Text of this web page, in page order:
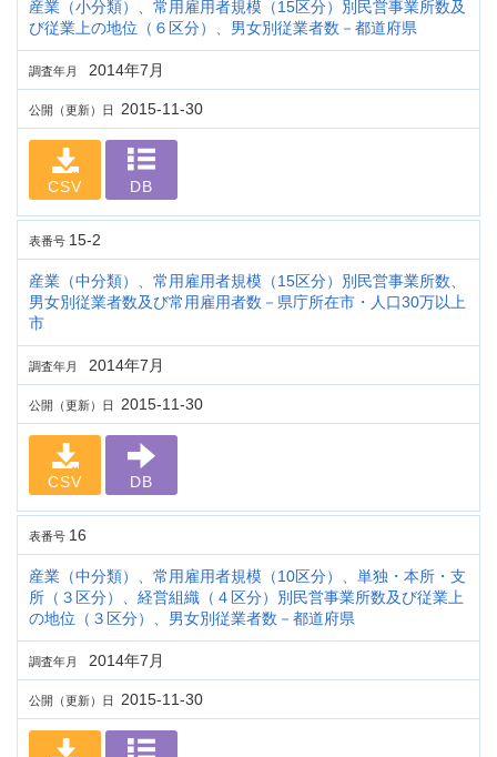
産業（小分類）、常用雇用者規模（15区分）別民営事業所数及
び従業上の地位（６区分）、男女別従業者数－都道府県
調査年月 2014年7月
公開（更新）日 2015-11-30
CSV DB
表番号 15-2
産業（中分類）、常用雇用者規模（15区分）別民営事業所数、
男女別従業者数及び常用雇用者数－県庁所在市・人口30万以上
市
調査年月 2014年7月
公開（更新）日 2015-11-30
CSV DB
表番号 16
産業（中分類）、常用雇用者規模（10区分）、単独・本所・支
所（３区分）、経営組織（４区分）別民営事業所数及び従業上
の地位（３区分）、男女別従業者数－都道府県
調査年月 2014年7月
公開（更新）日 2015-11-30